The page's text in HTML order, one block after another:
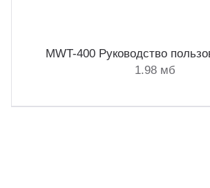
MWT-400 Руководство
1.98 мб